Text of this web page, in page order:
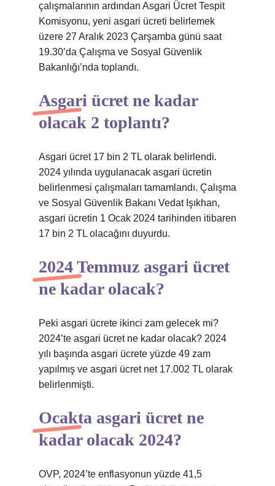
çalışmalarının ardından Asgari Ücret Tespit
Komisyonu, yeni asgari ücreti belirlemek
üzere 27 Aralık 2023 Çarşamba günü saat
19.30’da Çalışma ve Sosyal Güvenlik
Bakanlığı’nda toplandı.
Asgari ücret ne kadar
olacak 2 toplantı?
Asgari ücret 17 bin 2 TL olarak belirlendi.
2024 yılında uygulanacak asgari ücretin
belirlenmesi çalışmaları tamamlandı. Çalışma
ve Sosyal Güvenlik Bakanı Vedat Işıkhan,
asgari ücretin 1 Ocak 2024 tarihinden itibaren
17 bin 2 TL olacağını duyurdu.
2024 Temmuz asgari ücret
ne kadar olacak?
Peki asgari ücrete ikinci zam gelecek mi?
2024’te asgari ücret ne kadar olacak? 2024
yılı başında asgari ücrete yüzde 49 zam
yapılmış ve asgari ücret net 17.002 TL olarak
belirlenmişti.
Ocakta asgari ücret ne
kadar olacak 2024?
OVP, 2024’te enflasyonun yüzde 41,5